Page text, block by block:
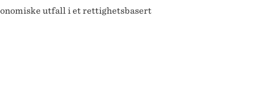
utfall i et rettighetsbasert